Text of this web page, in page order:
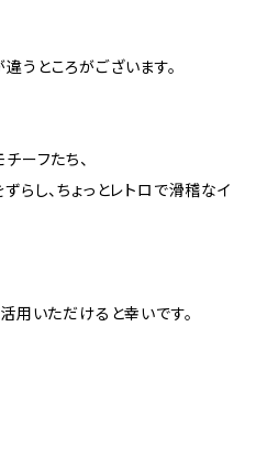
うところがございます。
ーフたち、
らし、ちょっとレトロで滑稽なイ
用いただけると幸いです。